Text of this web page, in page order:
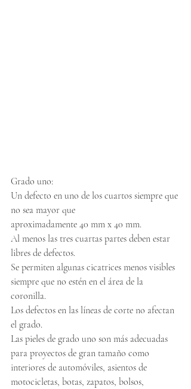
Grado uno:
Un defecto en uno de los cuartos siempre que
no sea mayor que
aproximadamente 40 mm x 40 mm.
Al menos las tres cuartas partes deben estar
libres de defectos.
Se permiten algunas cicatrices menos visibles
siempre que no estén en el área de la
coronilla.
Los defectos en las líneas de corte no afectan
el grado.
Las pieles de grado uno son más adecuadas
para proyectos de gran tamaño como
interiores de automóviles, asientos de
motocicletas, botas, zapatos, bolsos,